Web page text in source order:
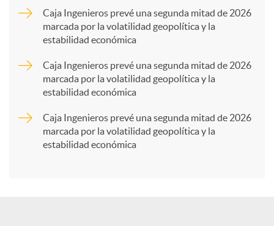
p
Caja Ingenieros prevé una segunda mitad de 2026
marcada por la volatilidad geopolítica y la
estabilidad económica
Caja Ingenieros prevé una segunda mitad de 2026
marcada por la volatilidad geopolítica y la
estabilidad económica
Caja Ingenieros prevé una segunda mitad de 2026
marcada por la volatilidad geopolítica y la
estabilidad económica